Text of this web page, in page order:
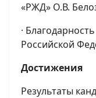
«РЖД» О.В.
·
Российской
Достижения
Результаты